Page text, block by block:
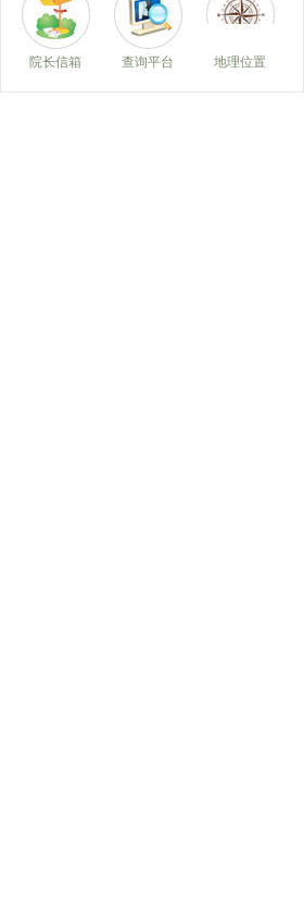
院长信箱 查询平台 地理位置